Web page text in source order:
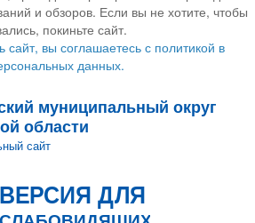
и обзоров. Если вы не хотите, чтобы
покиньте сайт.
сайт, вы соглашаетесь с политикой в
данных.